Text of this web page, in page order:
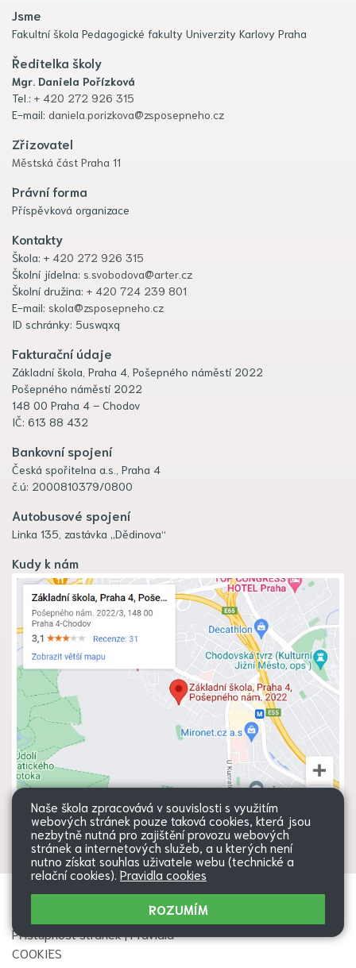
Jsme
Fakultní škola Pedagogické fakulty Univerzity Karlovy Praha
Ředitelka školy
Mgr. Daniela Pořízková
Tel.: + 420 272 926 315
E-mail: daniela.porizkova@zsposepneho.cz
Zřizovatel
Městská část Praha 11
Právní forma
Příspěvková organizace
Kontakty
Škola: + 420 272 926 315
Školní jídelna: s.svobodova@arter.cz
Školní družina: + 420 724 239 801
E-mail: skola@zsposepneho.cz
ID schránky: 5uswqxq
Fakturační údaje
Základní škola, Praha 4, Pošepného náměstí 2022
Pošepného náměstí 2022
148 00 Praha 4 – Chodov
IČ: 613 88 432
Bankovní spojení
Česká spořitelna a.s., Praha 4
č.ú: 2000810379/0800
Autobusové spojení
Linka 135, zastávka „Dědinova“
Kudy k nám
Všechna práva vyhrazena. Copyright
|Přihlásit|
Přístupnost stránek|Pravidla
COOKIES
Web školy
Naše škola zpracovává v souvislosti s využitím
webových stránek pouze taková cookies, která jsou
nezbytně nutná pro zajištění provozu webových
stránek a internetových služeb, a u kterých není
nutno získat souhlas uživatele webu (technické a
relační cookies). Pravidla cookies
ROZUMÍM